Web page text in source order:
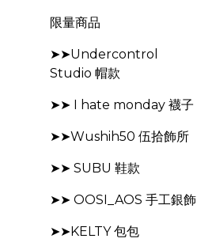
限量商品
➤➤Undercontrol
Studio 帽款
➤➤ I hate monday 襪子
➤➤Wushih50 伍拾飾所
➤➤ SUBU 鞋款
➤➤ OOSI_AOS 手工銀飾
➤➤KELTY 包包